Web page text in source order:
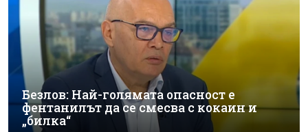
Безлов: Най-голямата опасност е
фентанилът да се смесва с кокаин и
„билка“